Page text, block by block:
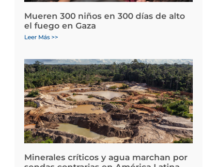
Mueren 300 niños en 300 días de alto
el fuego en Gaza
Leer Más >>
Minerales críticos y agua marchan por